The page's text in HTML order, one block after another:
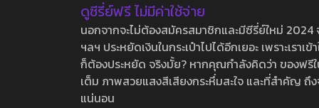
ดูซีรี่ย์ฟรี ไม่มีค่าใช้จ่าย
นอกจากจะไม่ต้องสมัครสมาชิกและมีซีรี่ย์ใหม่
ฯลฯ ประหยัดเงินในกระเป๋าไปได้อีกเยอะ เพราะเร
ก็ต้องประหยัด จริงมั้ย? หากคุณกำลังคิดว่า ของฟ
เต็ม ภาพสวยแสงสีเสียงกระหึ่มสะใจ และที่สำคัญ
แน่นอน